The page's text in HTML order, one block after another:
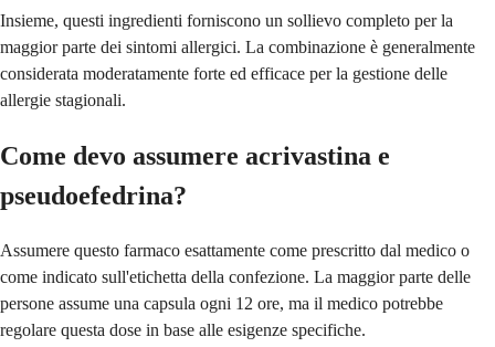
Insieme, questi ingredienti forniscono un sollievo completo per la
maggior parte dei sintomi allergici. La combinazione è generalmente
considerata moderatamente forte ed efficace per la gestione delle
allergie stagionali.
Come devo assumere acrivastina e
pseudoefedrina?
Assumere questo farmaco esattamente come prescritto dal medico o
come indicato sull'etichetta della confezione. La maggior parte delle
persone assume una capsula ogni 12 ore, ma il medico potrebbe
regolare questa dose in base alle esigenze specifiche.